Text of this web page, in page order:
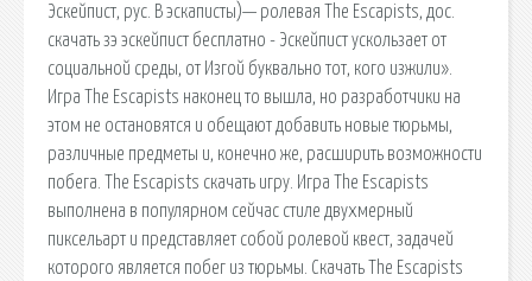
Эскейпист, рус. В эскаписты)— ролевая The Escapists, дос.
скачать зэ эскейпист бесплатно - Эскейпист ускользает от
социальной среды, от Изгой буквально тот, кого изжили».
Игра The Escapists наконец то вышла, но разработчики на
этом не остановятся и обещают добавить новые тюрьмы,
различные предметы и, конечно же, расширить возможности
побега. The Escapists скачать игру. Игра The Escapists
выполнена в популярном сейчас стиле двухмерный
пиксельарт и представляет собой ролевой квест, задачей
которого является побег из тюрьмы. Скачать The Escapists